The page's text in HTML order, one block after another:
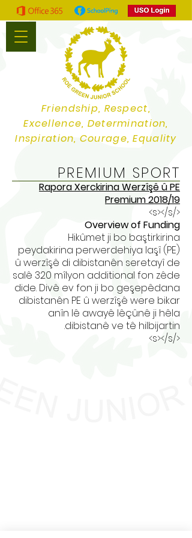
Friendship, Respect,
Excellence, Determination,
Inspiration, Courage, Equality
PREMIUM SPORT
Rapora Xerckirina Werzîşê û PE
Premium 2018/19
</s></s>
Overview of Funding
Hikûmet ji bo baştirkirina
peydakirina perwerdehiya laşî (PE)
û werzîşê di dibistanên seretayî de
salê 320 mîlyon additional fon zêde
dide. Divê ev fon ji bo geşepêdana
dibistanên PE û werzîşê were bikar
anîn lê awayê lêçûnê ji hêla
dibistanê ve tê hilbijartin.
</s></s>